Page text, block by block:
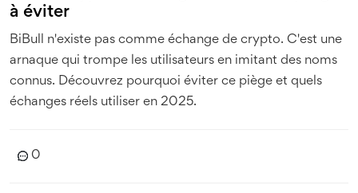
à éviter
BiBull n'existe pas comme échange de crypto. C'est une
arnaque qui trompe les utilisateurs en imitant des noms
connus. Découvrez pourquoi éviter ce piège et quels
échanges réels utiliser en 2025.
0